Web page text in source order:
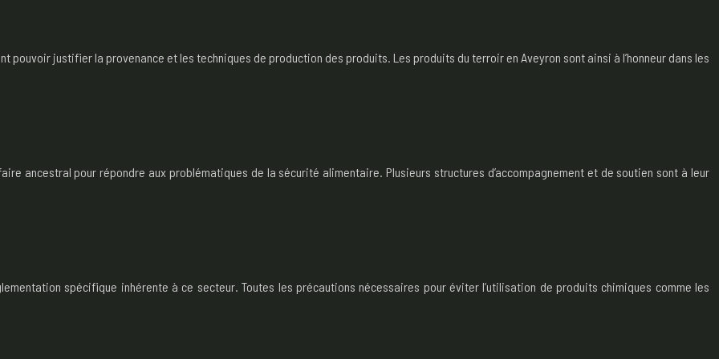
pouvoir justifier la provenance et les techniques de production des produits. Les produits du terroir en Aveyron sont ainsi à l’honneur dans les
ancestral pour répondre aux problématiques de la sécurité alimentaire. Plusieurs structures d’accompagnement et de soutien sont à leur
spécifique inhérente à ce secteur. Toutes les précautions nécessaires pour éviter l’utilisation de produits chimiques comme les